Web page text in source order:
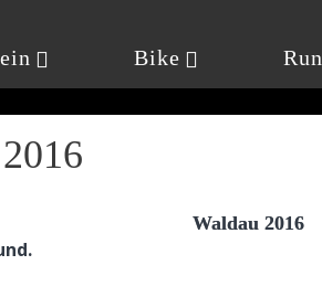
Bike Run
Waldau 2016